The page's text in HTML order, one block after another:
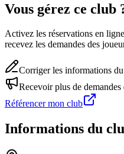
Vous gérez ce club
Activez les réservations en
recevez les demandes des
Corriger les informations
Recevoir plus de demandes
Référencer mon club
Informations du